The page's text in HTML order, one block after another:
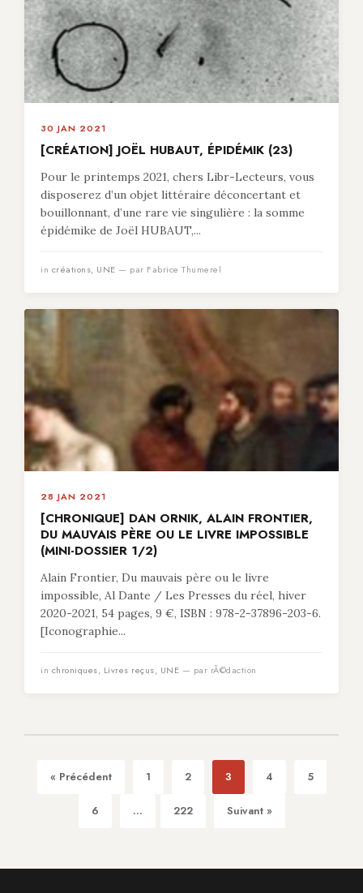
30 JAN 2021
[CRÉATION] JOËL HUBAUT, ÉPIDÉMIK (23)
Pour le printemps 2021, chers Libr-Lecteurs, vous
disposerez d’un objet littéraire déconcertant et
bouillonnant, d’une rare vie singulière : la somme
épidémike de Joël HUBAUT,...
in créations, UNE — par Fabrice Thumerel
28 JAN 2021
[CHRONIQUE] DAN ORNIK, ALAIN FRONTIER,
DU MAUVAIS PÈRE OU LE LIVRE IMPOSSIBLE
(MINI-DOSSIER 1/2)
Alain Frontier, Du mauvais père ou le livre
impossible, Al Dante / Les Presses du réel, hiver
2020-2021, 54 pages, 9 €, ISBN : 978-2-37896-203-6.
[Iconographie...
in chroniques, Livres reçus, UNE — par rÃ©daction
« Précédent 1 2 3 4 5
6 ... 222 Suivant »